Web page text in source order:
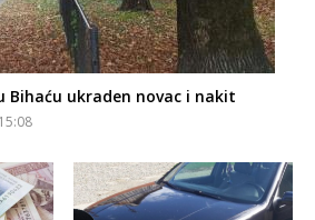
Bihaću ukraden novac i nakit